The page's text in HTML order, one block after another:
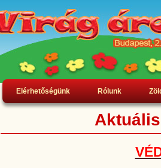
Elérhetőségünk Rólunk